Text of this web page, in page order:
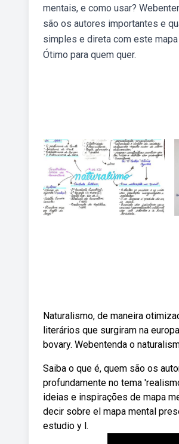
mentais, e como usar?
são os autores importantes e
simples e direta com este
Ótimo para quem quer.
Naturalismo, de maneira
literários que surgiram na
bovary. Webentenda o
Saiba o que é, quem são os
profundamente no tema
ideias e inspirações de mapa
decir sobre el mapa mental
estudio y l.